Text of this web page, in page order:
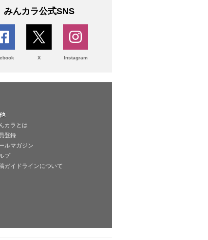
みんカラ公式SNS
X Instagram
カラとは
登録
ルマガジン
プ
ガイドラインについて